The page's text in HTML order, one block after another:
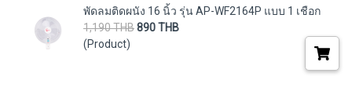
พัดลมติดผนัง 16 นิ้ว รุ่น AP-WF2164P แบบ 1 เชือก
1,190 THB890 THB
(Product)